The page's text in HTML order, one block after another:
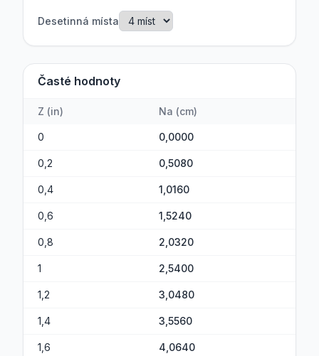
Desetinná místa
Časté hodnoty
Z (in) Na (cm)
0 0,0000
0,2 0,5080
0,4 1,0160
0,6 1,5240
0,8 2,0320
1 2,5400
1,2 3,0480
1,4 3,5560
1,6 4,0640